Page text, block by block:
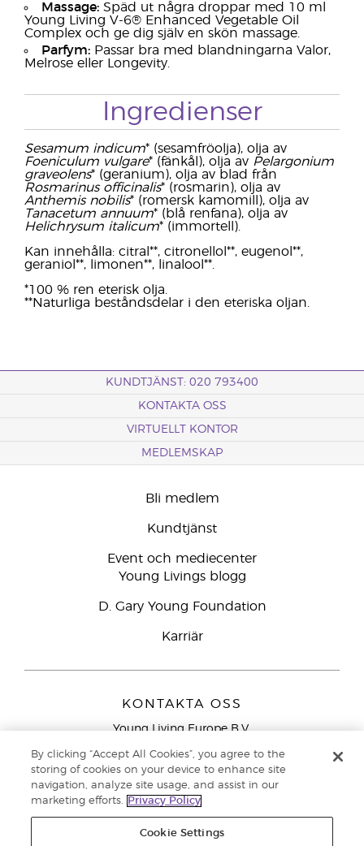
Massage: Späd ut några droppar med 10 ml
Young Living V-6® Enhanced Vegetable Oil
Complex och ge dig själv en skön massage.
Parfym: Passar bra med blandningarna Valor,
Melrose eller Longevity.
Ingredienser
Sesamum indicum* (sesamfröolja), olja av
Foeniculum vulgare* (fänkål), olja av Pelargonium
graveolens* (geranium), olja av blad från
Rosmarinus officinalis* (rosmarin), olja av
Anthemis nobilis* (romersk kamomill), olja av
Tanacetum annuum* (blå renfana), olja av
Helichrysum italicum* (immortell).
Kan innehålla: citral**, citronellol**, eugenol**,
geraniol**, limonen**, linalool**.
*100 % ren eterisk olja.
**Naturliga beståndsdelar i den eteriska oljan.
KUNDTJÄNST: 020 793400
KONTAKTA OSS
VIRTUELLT KONTOR
MEDLEMSKAP
Bli medlem
Kundtjänst
Event och mediecenter
Young Livings blogg
D. Gary Young Foundation
Karriär
KONTAKTA OSS
Young Living Europe B.V.
9727 AJ Groningen
Nederländerna
Kundtjänst – Avgiftsfritt lokalsamtal (ej från
mobiltelefon):020 793400
By clicking “Accept All Cookies”, you agree to the
storing of cookies on your device to enhance site
navigation, analyze site usage, and assist in our
marketing efforts.
Privacy Policy
Cookie Settings